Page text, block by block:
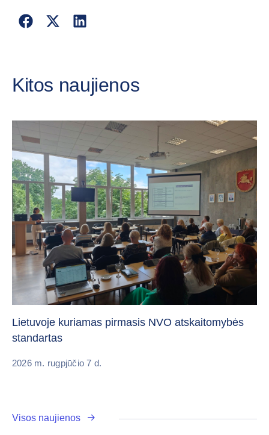
Kitos naujienos
Lietuvoje kuriamas pirmasis NVO atskaitomybės
standartas
2026 m. rugpjūčio 7 d.
Visos naujienos